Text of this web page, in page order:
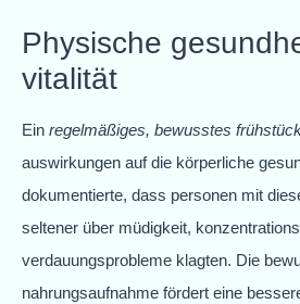
Physische
vitalität
Ein regelmäßiges, bewusstes
auswirkungen auf die körperliche
dokumentierte, dass personen mit
seltener über müdigkeit,
verdauungsprobleme klagten. Die
nahrungsaufnahme fördert eine